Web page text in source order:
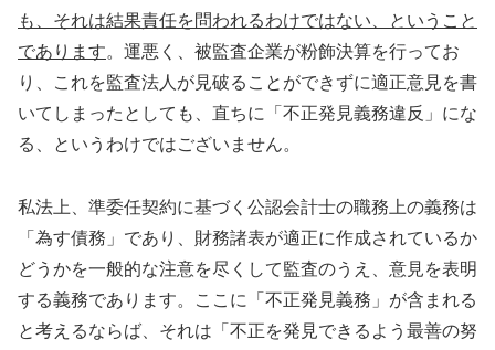
も、それは結果責任を問われるわけではない、ということ
であります。運悪く、被監査企業が粉飾決算を行ってお
り、これを監査法人が見破ることができずに適正意見を書
いてしまったとしても、直ちに「不正発見義務違反」にな
る、というわけではございません。
私法上、準委任契約に基づく公認会計士の職務上の義務は
「為す債務」であり、財務諸表が適正に作成されているか
どうかを一般的な注意を尽くして監査のうえ、意見を表明
する義務であります。ここに「不正発見義務」が含まれる
と考えるならば、それは「不正を発見できるよう最善の努